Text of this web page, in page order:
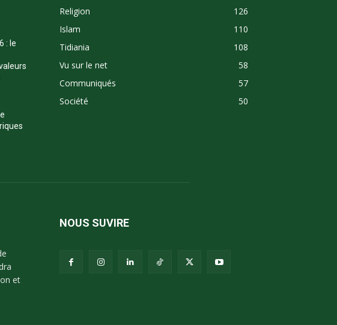
: le
Religion
126
Islam
110
Tidiania
108
Vu sur le net
58
Communiqués
57
Société
50
et
NOUS SUVIRE